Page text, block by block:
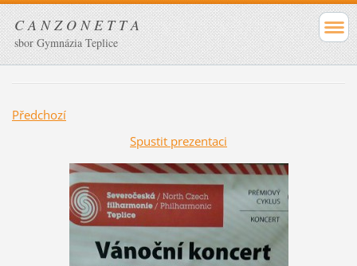
C A N Z O N E T T A
sbor Gymnázia Teplice
Předchozí
Spustit prezentaci